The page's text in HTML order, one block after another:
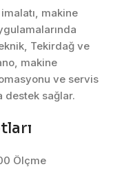
makine
Tekirdağ ve
makine
ve servis
destek sağlar.
Ölçme